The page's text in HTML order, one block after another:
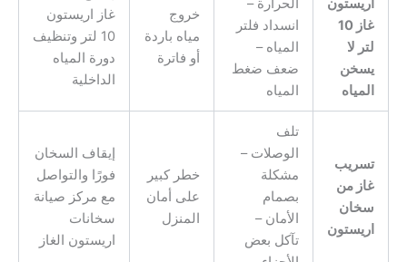
اريستون
غاز 10
لتر لا
يسخن
المياه
الحرارة –
انسداد فلتر
المياه –
ضعف ضغط
المياه
خروج
مياه باردة
أو فاترة
غاز اريستون
10 لتر وتنظيف
دورة المياه
الداخلية
تسريب
غاز من
سخان
اريستون
تلف
الوصلات –
مشكلة
بصمام
الأمان –
تآكل بعض
خطر كبير
على أمان
المنزل
إيقاف السخان
فورًا والتواصل
مع مركز صيانة
سخانات
اريستون الغاز